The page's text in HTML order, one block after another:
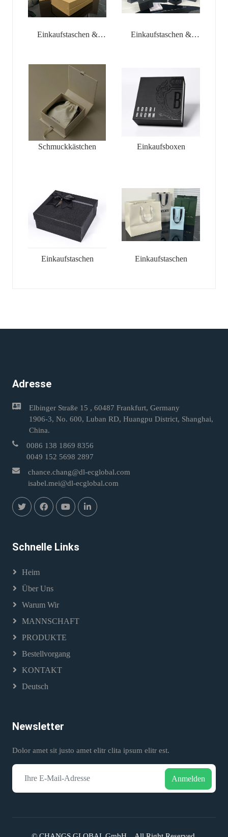
Einkaufstaschen &
Einkaufstaschen &
Schmuckkästchen Einkaufsboxen
Einkaufstaschen Einkaufstaschen
Adresse
Elbinger Straße 15 , 60487 Frankfurt, Germany
1906-3, No. 600, Luban RD, Huangpu District, Shanghai,
China.
0086 138 1869 8356
0049 152 5698 2897
chance.chang@dl-ecglobal.com
isabel.mei@dl-ecglobal.com
Schnelle Links
Heim
Über Uns
Warum Wir
MANNSCHAFT
PRODUKTE
Bestellvorgang
KONTAKT
Deutsch
Newsletter
Dolor amet sit justo amet elitr clita ipsum elitr est.
Anmelden